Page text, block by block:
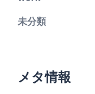
未分類
メタ情報